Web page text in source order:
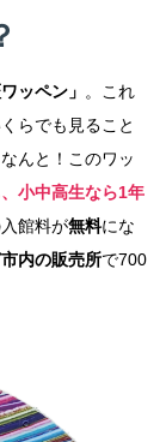
ッペン」 。これ
らでも見ること
んと！このワッ
小中高生なら1年
館料が無料にな
内の販売所で700